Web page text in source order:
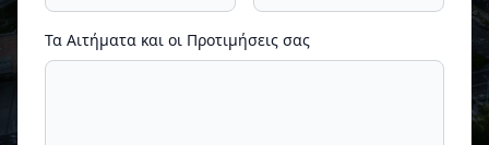
Τα Αιτήματα και οι Προτιμήσεις σας